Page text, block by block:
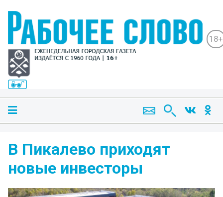
18+
В Пикалево приходят
новые инвесторы